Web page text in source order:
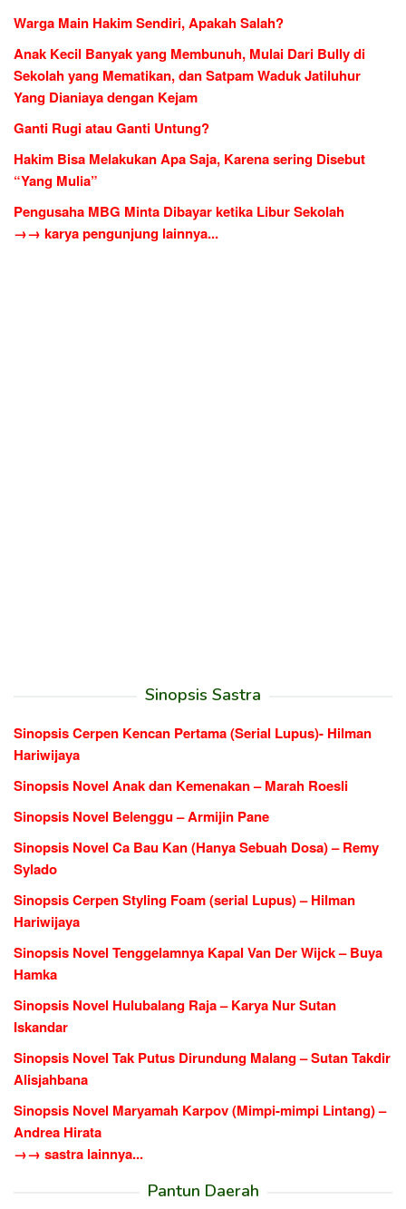
Warga Main Hakim Sendiri, Apakah Salah?
Anak Kecil Banyak yang Membunuh, Mulai Dari Bully di
Sekolah yang Mematikan, dan Satpam Waduk Jatiluhur
Yang Dianiaya dengan Kejam
Ganti Rugi atau Ganti Untung?
Hakim Bisa Melakukan Apa Saja, Karena sering Disebut
“Yang Mulia”
Pengusaha MBG Minta Dibayar ketika Libur Sekolah
→→ karya pengunjung lainnya...
Sinopsis Sastra
Sinopsis Cerpen Kencan Pertama (Serial Lupus)- Hilman
Hariwijaya
Sinopsis Novel Anak dan Kemenakan – Marah Roesli
Sinopsis Novel Belenggu – Armijin Pane
Sinopsis Novel Ca Bau Kan (Hanya Sebuah Dosa) – Remy
Sylado
Sinopsis Cerpen Styling Foam (serial Lupus) – Hilman
Hariwijaya
Sinopsis Novel Tenggelamnya Kapal Van Der Wijck – Buya
Hamka
Sinopsis Novel Hulubalang Raja – Karya Nur Sutan
Iskandar
Sinopsis Novel Tak Putus Dirundung Malang – Sutan Takdir
Alisjahbana
Sinopsis Novel Maryamah Karpov (Mimpi-mimpi Lintang) –
Andrea Hirata
→→ sastra lainnya...
Pantun Daerah